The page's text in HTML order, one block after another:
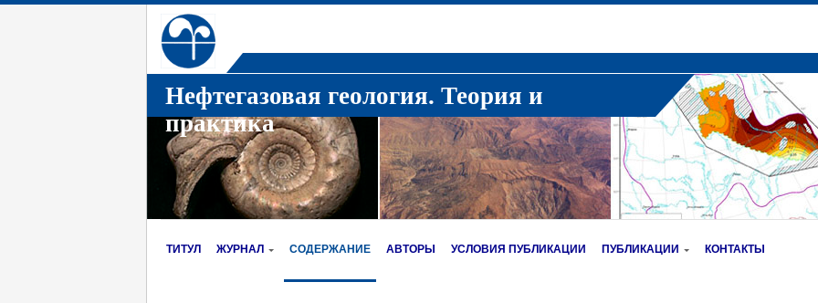
Нефтегазовая геология. Теория и
практика
ТИТУЛ ЖУРНАЛ СОДЕРЖАНИЕ АВТОРЫ УСЛОВИЯ ПУБЛИКАЦИИ ПУБЛИКАЦИИ КОНТАКТЫ